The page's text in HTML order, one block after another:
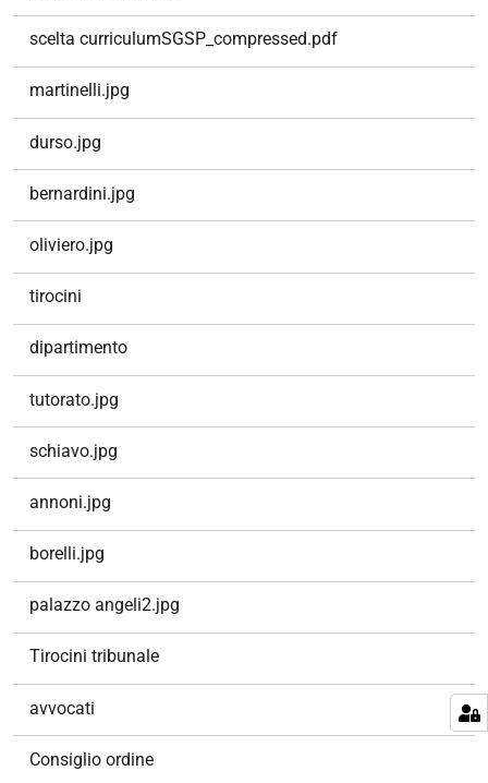
scelta curriculumSGSP_compressed.pdf
martinelli.jpg
durso.jpg
bernardini.jpg
oliviero.jpg
tirocini
dipartimento
tutorato.jpg
schiavo.jpg
annoni.jpg
borelli.jpg
palazzo angeli2.jpg
Tirocini tribunale
avvocati
Consiglio ordine